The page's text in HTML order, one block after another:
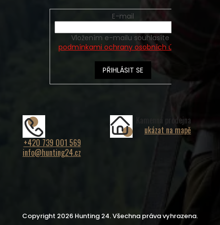
E-mail
podmínkami ochrany osobních údajů
PŘIHLÁSIT SE
+420 739 001 569
info@hunting24.cz
Kamenná prodejna
ukázat na mapě
Copyright 2026 Hunting 24. Všechna práva vyhrazena.